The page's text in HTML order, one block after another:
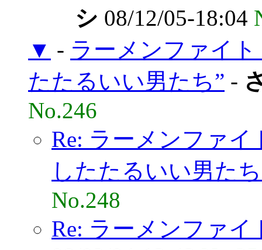
シ 08/12/05-18:04
▼ - ラーメンファイ
たたるいい男たち” -
No.246
Re: ラーメンファ
したたるいい男た
No.248
Re: ラーメンファ